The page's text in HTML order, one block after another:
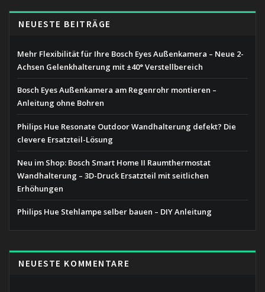
NEUESTE BEITRÄGE
Mehr Flexibilität für Ihre Bosch Eyes Außenkamera – Neue 2-
Achsen Gelenkhalterung mit ±40° Verstellbereich
Bosch Eyes Außenkamera am Regenrohr montieren –
Anleitung ohne Bohren
Philips Hue Resonate Outdoor Wandhalterung defekt? Die
clevere Ersatzteil-Lösung
Neu im Shop: Bosch Smart Home II Raumthermostat
Wandhalterung – 3D-Druck Ersatzteil mit seitlichen
Erhöhungen
Philips Hue Stehlampe selber bauen – DIY Anleitung
NEUESTE KOMMENTARE